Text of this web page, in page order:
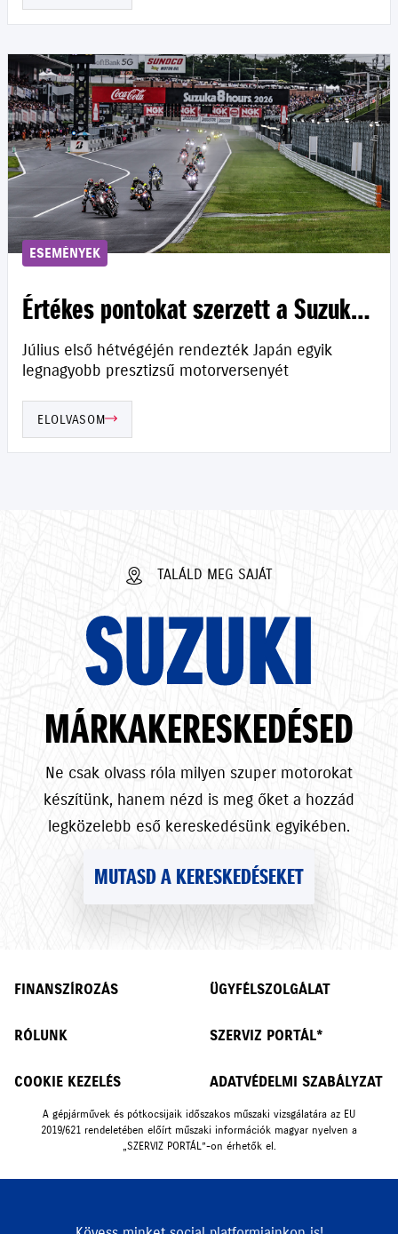
ESEMÉNYEK
Értékes pontokat szerzett a Suzuki
Szuzukában
Július első hétvégéjén rendezték Japán egyik
legnagyobb presztizsű motorversenyét
ELOLVASOM
TALÁLD MEG SAJÁT
SUZUKI
MÁRKAKERESKEDÉSED
Ne csak olvass róla milyen szuper motorokat
készítünk, hanem nézd is meg őket a hozzád
legközelebb eső kereskedésünk egyikében.
MUTASD A KERESKEDÉSEKET
FINANSZÍROZÁS ÜGYFÉLSZOLGÁLAT
RÓLUNK SZERVIZ PORTÁL*
COOKIE KEZELÉS ADATVÉDELMI SZABÁLYZAT
A gépjárművek és pótkocsijaik időszakos műszaki vizsgálatára az EU
2019/621 rendeletében előírt műszaki információk magyar nyelven a
„SZERVIZ PORTÁL”-on érhetők el.